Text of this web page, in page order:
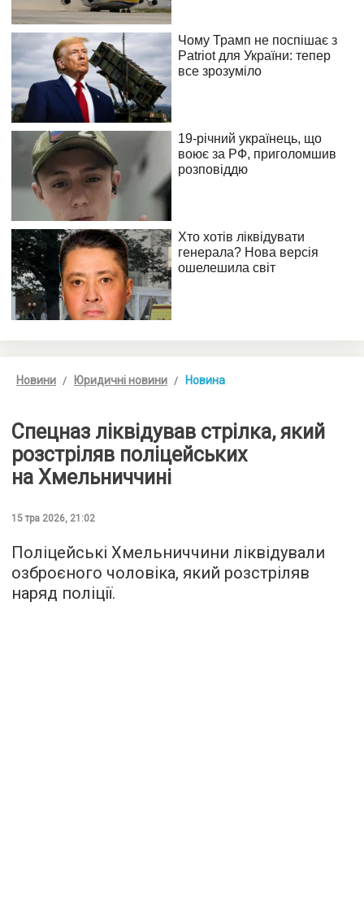
Новини Юридичні новини Новина
Спецназ ліквідував стрілка, який
розстріляв поліцейських
на Хмельниччині
15 тра 2026, 21:02
Поліцейські Хмельниччини ліквідували
озброєного чоловіка, який розстріляв
наряд поліції.